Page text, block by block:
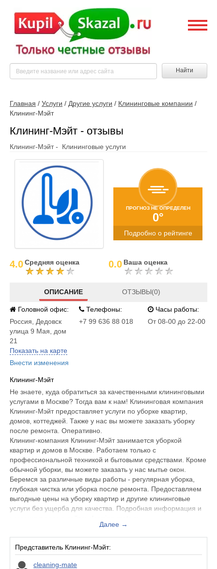
Найти
Главная / Услуги / Другие услуги / Клининговые компании /
Клининг-Мэйт
Клининг-Мэйт - отзывы
Клининг-Мэйт - Клининговые услуги
ПРОГНОЗ НЕ ОПРЕДЕЛЕН
0°
Подробно о рейтинге
4.0Средняя оценка 0.0 Ваша оценка
ОПИСАНИЕ ОТЗЫВЫ(0)
Головной офис:
Россия
Дедовск
улица 9 Мая, дом
21
Показать на карте
Внести изменения
Телефоны:
+7 99 636 88 018
Часы работы:
От 08-00 до 22-00
Клининг-Мэйт
Не знаете, куда обратиться за качественными клининговыми
услугами в Москве? Тогда вам к нам! Клининговая компания
Клининг-Мэйт предоставляет услуги по уборке квартир,
домов, коттеджей. Также у нас вы можете заказать уборку
после ремонта. Оперативно.
Клининг-компания Клининг-Мэйт занимается уборкой
квартир и домов в Москве. Работаем только с
профессиональной техникой и бытовыми средствами. Кроме
обычной уборки, вы можете заказать у нас мытье окон.
Беремся за различные виды работы - регулярная уборка,
глубокая чистка или уборка после ремонта. Предоставляем
выгодные цены на уборку квартир и другие клининговые
услуги без ущерба для качества. Подробная информация и
Далее →
Представитель Клининг-Мэйт:
cleaning-mate